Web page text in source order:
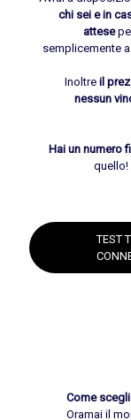
chi sei e in
attese
semplicemente
Inoltreil
nessun
Hai un numero
quello!
TEST
Come
Oramai il